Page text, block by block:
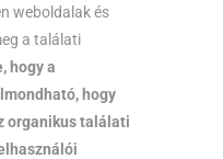
weboldalak és
a találati
hogy a
hogy
organikus találati